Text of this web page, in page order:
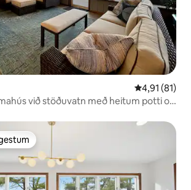
4,91 af 5 í
4,91 (81)
við stöðuvatn með heitum potti og